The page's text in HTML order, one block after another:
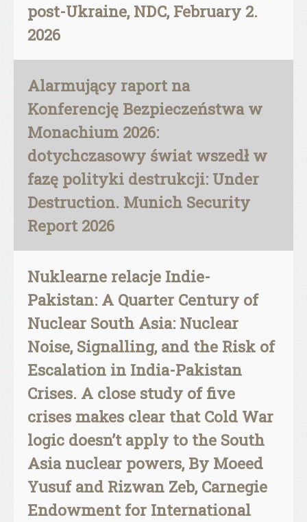
post-Ukraine, NDC, February 2.
2026
Alarmujący raport na
Konferencję Bezpieczeństwa w
Monachium 2026:
dotychczasowy świat wszedł w
fazę polityki destrukcji: Under
Destruction. Munich Security
Report 2026
Nuklearne relacje Indie-
Pakistan: A Quarter Century of
Nuclear South Asia: Nuclear
Noise, Signalling, and the Risk of
Escalation in India-Pakistan
Crises. A close study of five
crises makes clear that Cold War
logic doesn’t apply to the South
Asia nuclear powers, By Moeed
Yusuf and Rizwan Zeb, Carnegie
Endowment for International